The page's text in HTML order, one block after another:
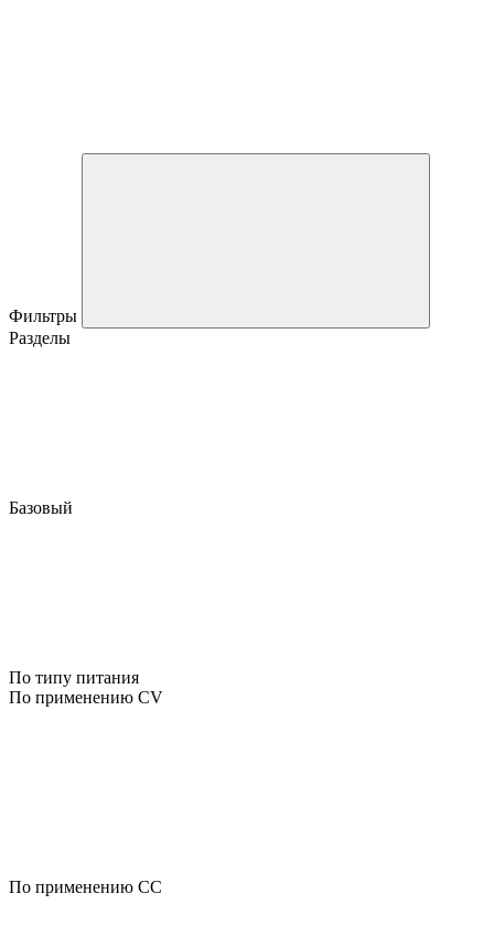
Фильтры
Разделы
Базовый
По типу питания
По применению CV
По применению CC